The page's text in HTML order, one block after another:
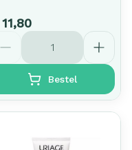
Bestel